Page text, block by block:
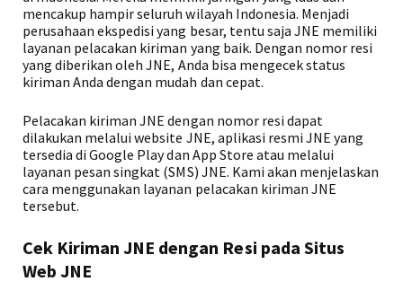
mencakup hampir seluruh wilayah Indonesia. Menjadi
perusahaan ekspedisi yang besar, tentu saja JNE memiliki
layanan pelacakan kiriman yang baik. Dengan nomor resi
yang diberikan oleh JNE, Anda bisa mengecek status
kiriman Anda dengan mudah dan cepat.
Pelacakan kiriman JNE dengan nomor resi dapat
dilakukan melalui website JNE, aplikasi resmi JNE yang
tersedia di Google Play dan App Store atau melalui
layanan pesan singkat (SMS) JNE. Kami akan menjelaskan
cara menggunakan layanan pelacakan kiriman JNE
tersebut.
Cek Kiriman JNE dengan Resi pada Situs
Web JNE